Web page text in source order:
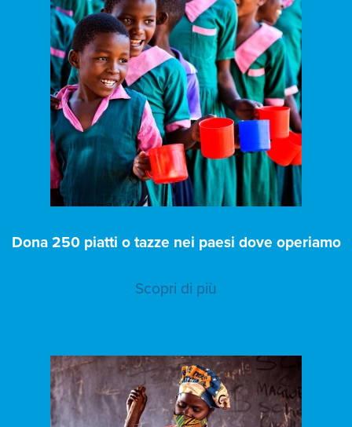
Dona 250 piatti o tazze nei paesi dove operiamo
Scopri di più